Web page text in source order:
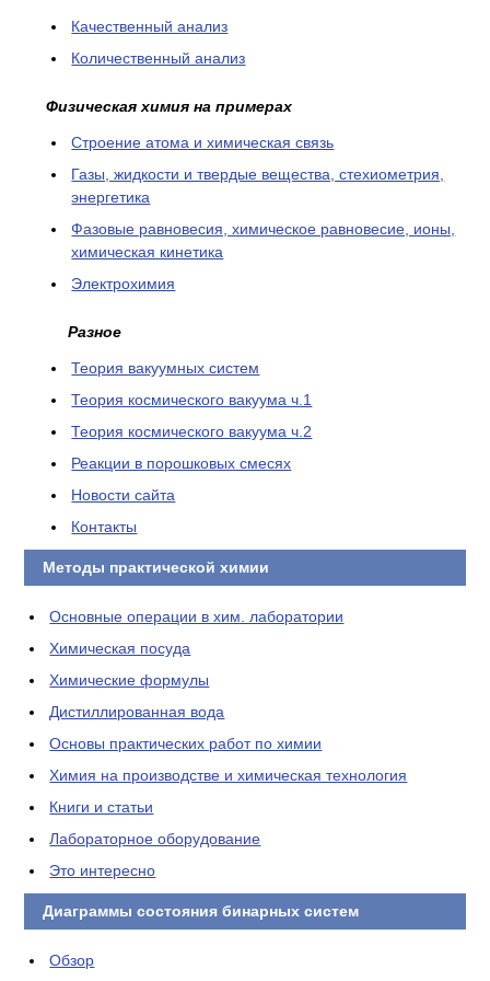
Качественный анализ
Количественный анализ
Физическая химия на примерах
Cтроение атома и химическая связь
Газы, жидкости и твердые вещества, стехиометрия,
энергетика
Фазовые равновесия, химическое равновесие, ионы,
химическая кинетика
Электрохимия
Разное
Теория вакуумных систем
Теория космического вакуума ч.1
Теория космического вакуума ч.2
Реакции в порошковых смесях
Новости сайта
Контакты
Методы практической химии
Основные операции в хим. лаборатории
Химическая посуда
Химические формулы
Дистиллированная вода
Основы практических работ по химии
Химия на производстве и химическая технология
Книги и статьи
Лабораторное оборудование
Это интересно
Диаграммы состояния бинарных систем
Обзор